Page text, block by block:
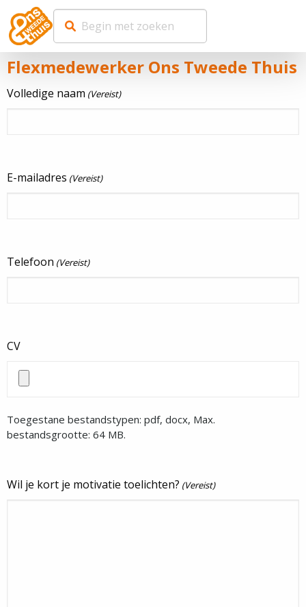
Flexmedewerker Ons Tweede Thuis
Volledige naam (Vereist)
E-mailadres (Vereist)
Telefoon (Vereist)
CV
Toegestane bestandstypen: pdf, docx, Max.
bestandsgrootte: 64 MB.
Wil je kort je motivatie toelichten? (Vereist)